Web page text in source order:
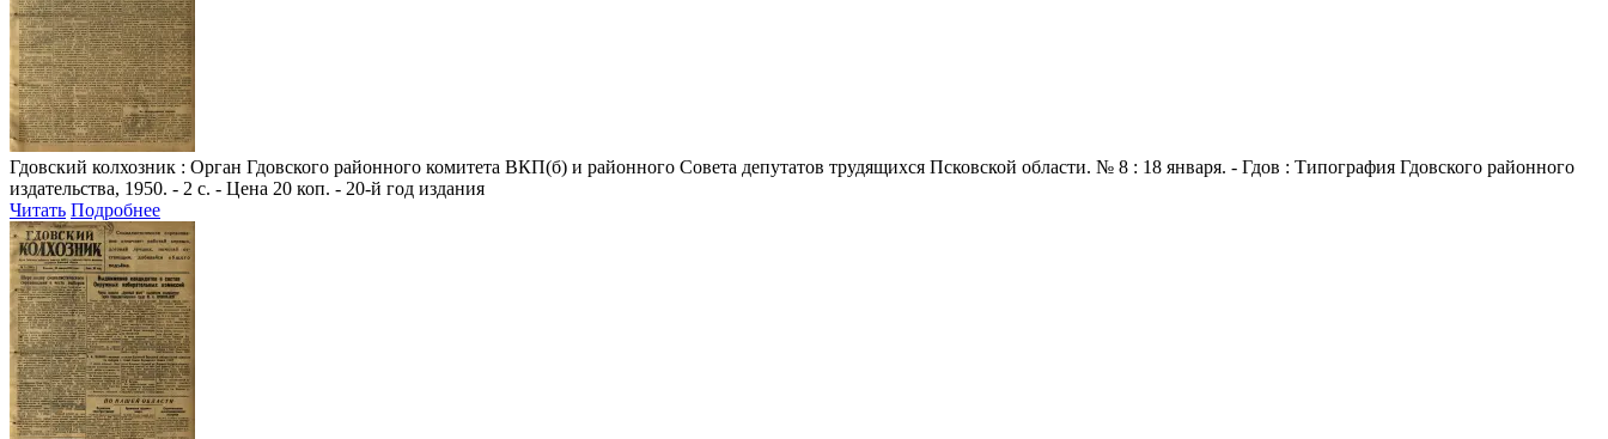
Гдовский колхозник : Орган Гдовского районного комитета ВКП(б) и районного Совета депутатов трудящихся Псковской области. № 8 : 18 января. - Гдов : Типография Гдовского районного
издательства, 1950. - 2 с. - Цена 20 коп. - 20-й год издания
Читать Подробнее